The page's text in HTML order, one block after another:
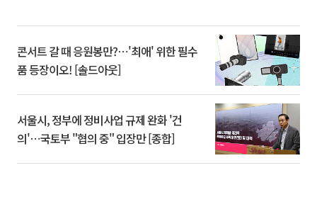
콘서트 갈 때 응원봉만?⋯'최애' 위한 필수
품 등장이오! [솔드아웃]
서울시, 정부에 정비사업 규제 완화 '건
의'⋯국토부 "협의 중" 입장만 [종합]